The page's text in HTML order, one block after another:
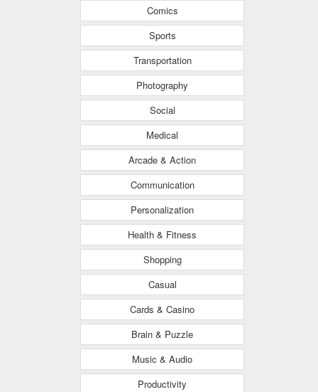
Comics
Sports
Transportation
Photography
Social
Medical
Arcade & Action
Communication
Personalization
Health & Fitness
Shopping
Casual
Cards & Casino
Brain & Puzzle
Music & Audio
Productivity